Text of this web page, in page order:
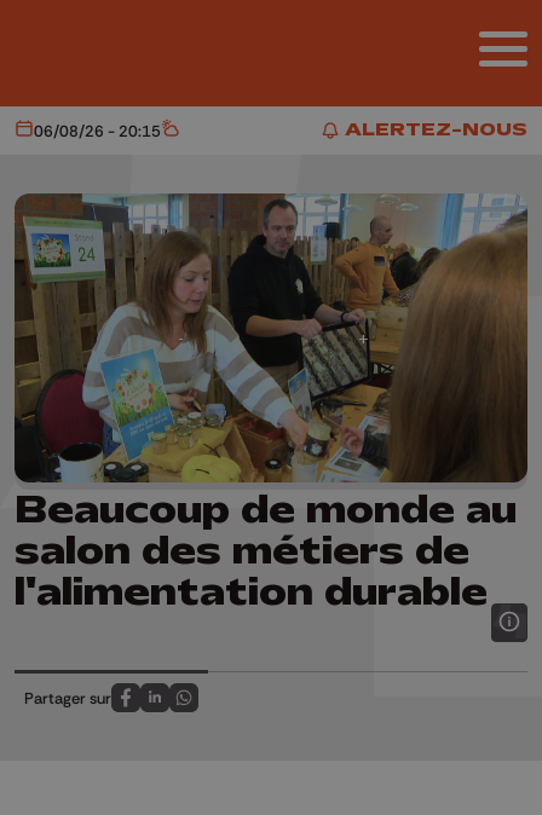
ALERTEZ-NOUS
ALERTEZ-NOUS
Aujourd'hui
06/08/26 - 20:15 Météo
Beaucoup de monde au
salon des métiers de
l'alimentation durable
Partager sur
Partagez sur FaceBook
Partagez sur LinkedIn
Partagez sur Whatsapp